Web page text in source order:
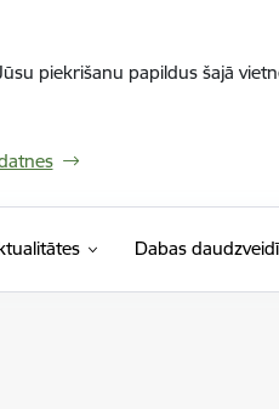
piekrišanu papildus šajā
Dabas